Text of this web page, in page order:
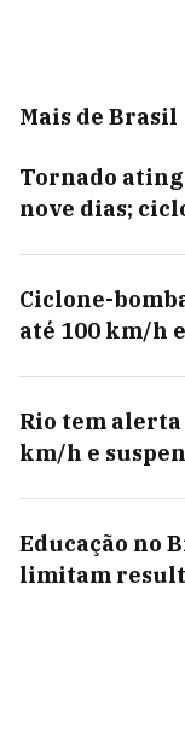
Mais de Brasil
Tornado
nove dias;
Ciclone-
até 100 km/h
Rio tem alerta
km/h e
Educação no
limitam